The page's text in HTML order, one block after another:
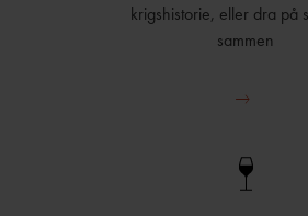
krigshistorie, eller dra på
sammen